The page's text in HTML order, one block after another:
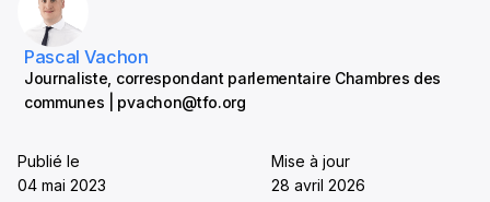
Pascal Vachon
Journaliste, correspondant parlementaire Chambres des
communes | pvachon@tfo.org
Publié le
04 mai 2023
Mise à jour
28 avril 2026